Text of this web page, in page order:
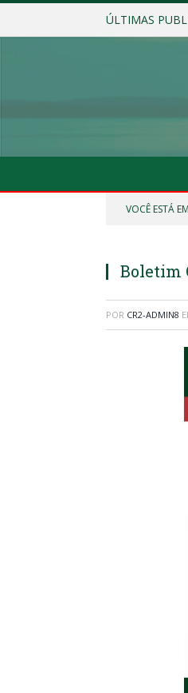
ÚLTIMAS
VOCÊ ESTÁ
Boletim
POR CR2-ADMIN8